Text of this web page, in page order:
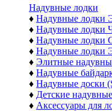
Надувные лодки
♦ Надувные лодки
♦ Надувные лодки
♦ Надувные лодки
♦ Надувные лодки
♦ Элитные
♦ Надувные
♦ Надувные доски
♦ Детские
♦ Аксессуары для